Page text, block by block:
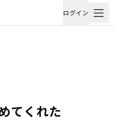
ログイン
てくれた